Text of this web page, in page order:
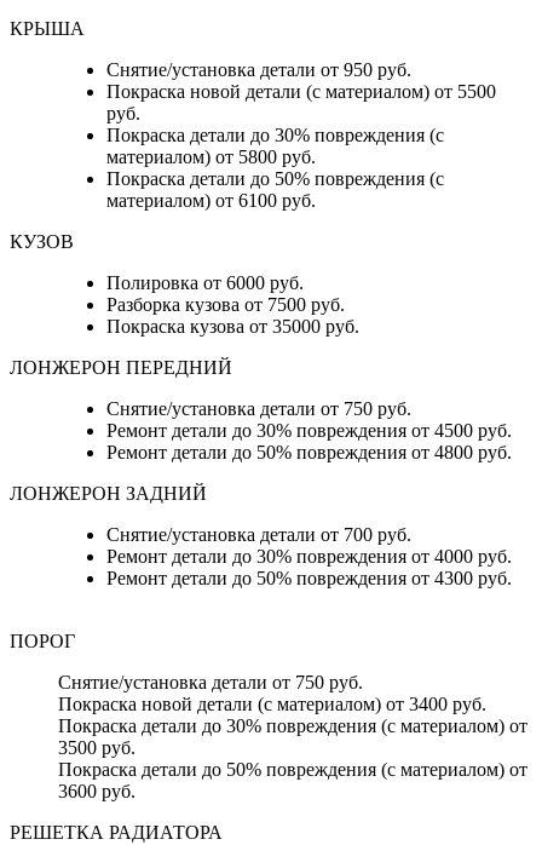
КРЫША
Снятие/установка детали от 950 руб.
Покраска новой детали (с материалом) от 5500
руб.
Покраска детали до 30% повреждения (с
материалом) от 5800 руб.
Покраска детали до 50% повреждения (с
материалом) от 6100 руб.
КУЗОВ
Полировка от 6000 руб.
Разборка кузова от 7500 руб.
Покраска кузова от 35000 руб.
ЛОНЖЕРОН ПЕРЕДНИЙ
Снятие/установка детали от 750 руб.
Ремонт детали до 30% повреждения от 4500 руб.
Ремонт детали до 50% повреждения от 4800 руб.
ЛОНЖЕРОН ЗАДНИЙ
Снятие/установка детали от 700 руб.
Ремонт детали до 30% повреждения от 4000 руб.
Ремонт детали до 50% повреждения от 4300 руб.
ПОРОГ
Снятие/установка детали от 750 руб.
Покраска новой детали (с материалом) от 3400 руб.
Покраска детали до 30% повреждения (с материалом) от
3500 руб.
Покраска детали до 50% повреждения (с материалом) от
3600 руб.
РЕШЕТКА РАДИАТОРА